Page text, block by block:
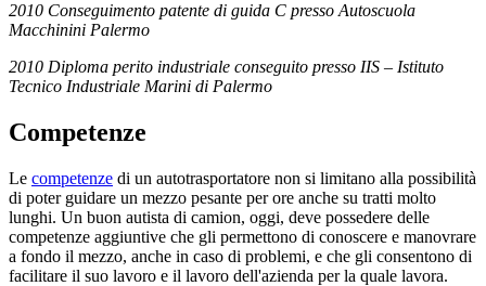
2010 Conseguimento patente di guida C presso Autoscuola
Macchinini Palermo
2010 Diploma perito industriale conseguito presso IIS – Istituto
Tecnico Industriale Marini di Palermo
Competenze
Le competenze di un autotrasportatore non si limitano alla possibilità
di poter guidare un mezzo pesante per ore anche su tratti molto
lunghi. Un buon autista di camion, oggi, deve possedere delle
competenze aggiuntive che gli permettono di conoscere e manovrare
a fondo il mezzo, anche in caso di problemi, e che gli consentono di
facilitare il suo lavoro e il lavoro dell'azienda per la quale lavora.